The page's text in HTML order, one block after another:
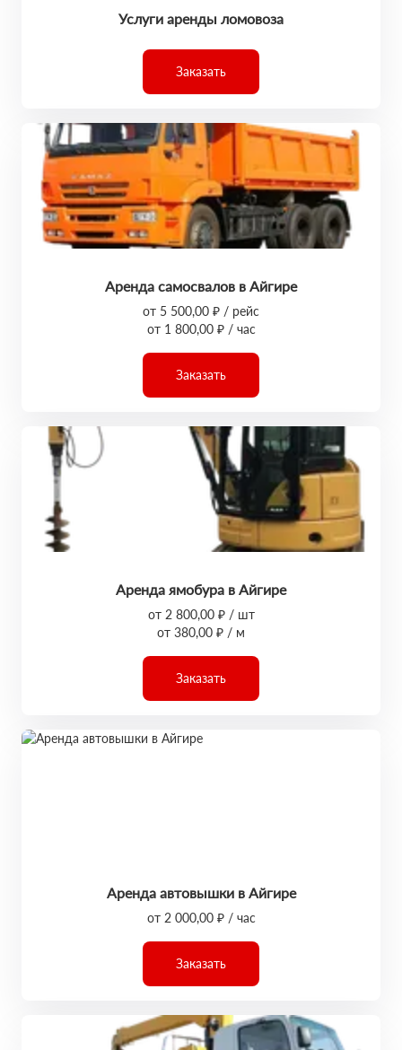
Услуги аренды ломовоза
Заказать
Аренда самосвалов в Айгире
от 5 500,00 ₽ / рейс
от 1 800,00 ₽ / час
Заказать
Аренда ямобура в Айгире
от 2 800,00 ₽ / шт
от 380,00 ₽ / м
Заказать
Аренда автовышки в Айгире
от 2 000,00 ₽ / час
Заказать